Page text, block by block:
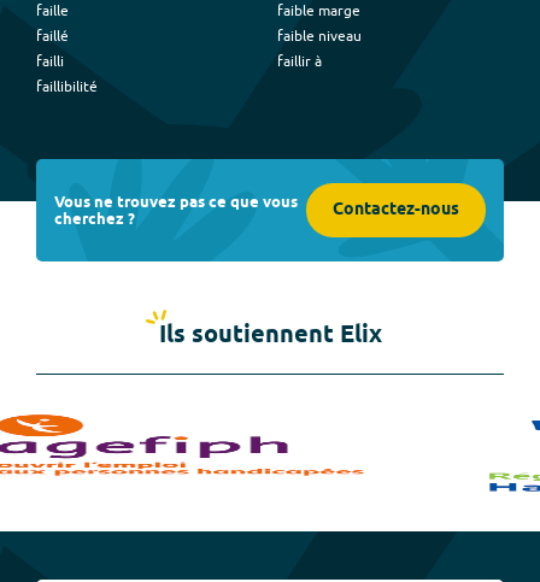
faille
faillé
failli
faillibilité
faible marge
faible niveau
faillir à
Vous ne trouvez pas ce que vous
cherchez ? Contactez-nous
Ils soutiennent Elix